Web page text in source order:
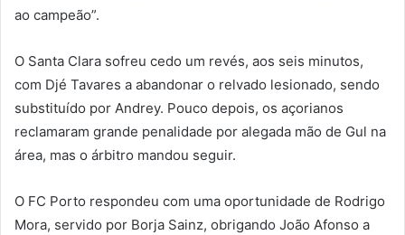
ao campeão”.
O Santa Clara sofreu cedo um revés, aos seis minutos,
com Djé Tavares a abandonar o relvado lesionado, sendo
substituído por Andrey. Pouco depois, os açorianos
reclamaram grande penalidade por alegada mão de Gul na
área, mas o árbitro mandou seguir.
O FC Porto respondeu com uma oportunidade de Rodrigo
Mora, servido por Borja Sainz, obrigando João Afonso a